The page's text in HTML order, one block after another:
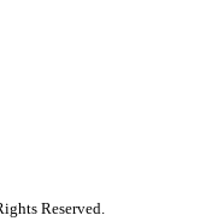
Reserved.